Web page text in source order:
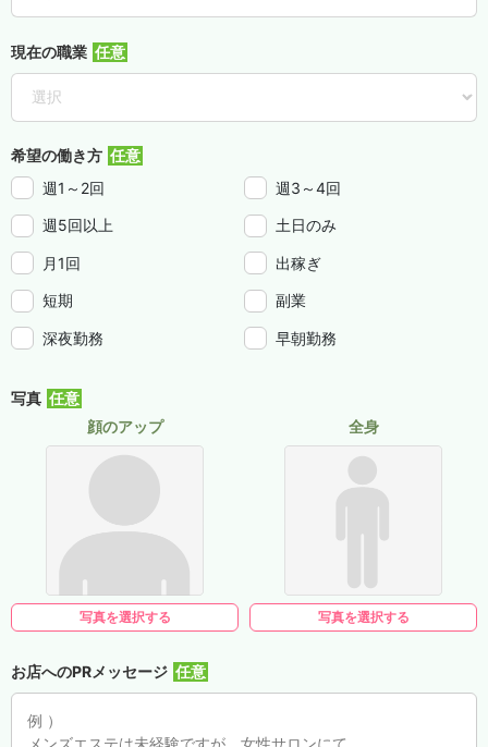
現在の職業
希望の働き方
週1～2回
週3～4回
週5回以上 土日のみ
月1回 出稼ぎ
短期 副業
深夜勤務 早朝勤務
写真
顔のアップ
写真を選択する
全身
写真を選択する
お店へのPRメッセージ